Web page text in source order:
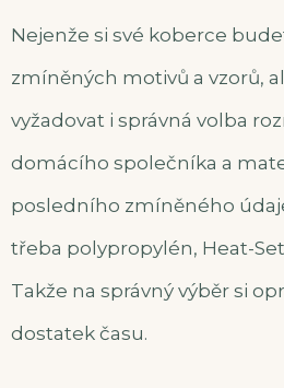
Nejenže si své koberce
zmíněných motivů a vzorů,
vyžadovat i správná volba
domácího společníka a
posledního zmíněného
třeba polypropylén, Heat-
Takže na správný výběr si
dostatek času.